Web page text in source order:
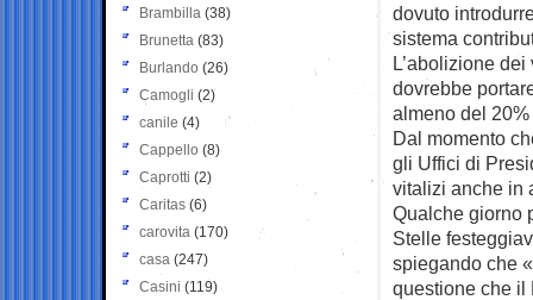
dovuto
sistema
L’abolizione
dovrebbe
almeno del
Dal momento
gli Uffici di
vitalizi anche in
Qualche giorno
Stelle
spiegando che
questione che il
Brambilla (38)
Brunetta (83)
Burlando (26)
Camogli (2)
canile (4)
Cappello (8)
Caprotti (2)
Caritas (6)
carovita (170)
casa (247)
Casini (119)